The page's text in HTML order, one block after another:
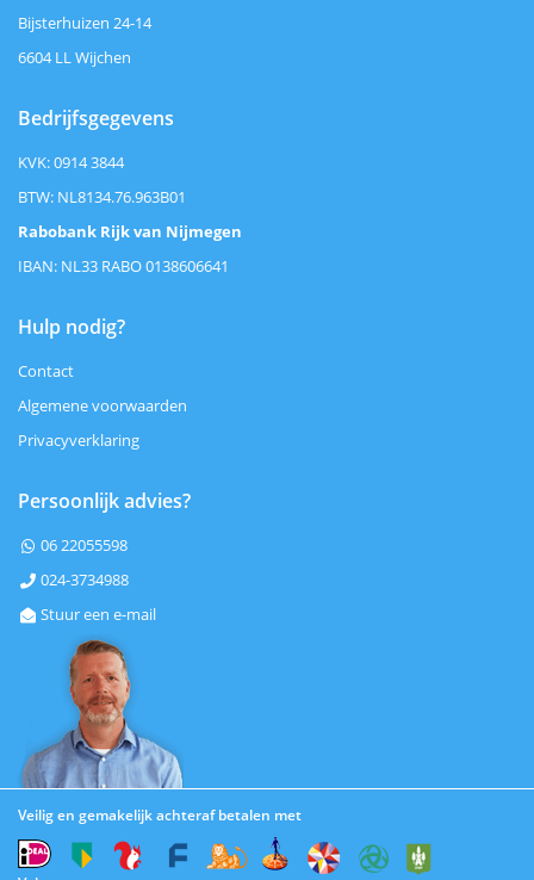
Bijsterhuizen 24-14
6604 LL Wijchen
Bedrijfsgegevens
KVK: 0914 3844
BTW: NL8134.76.963B01
Rabobank Rijk van Nijmegen
IBAN: NL33 RABO 0138606641
Hulp nodig?
Contact
Algemene voorwaarden
Privacyverklaring
Persoonlijk advies?
 06 22055598
 024-3734988
 Stuur een e-mail
Veilig en gemakelijk achteraf betalen met